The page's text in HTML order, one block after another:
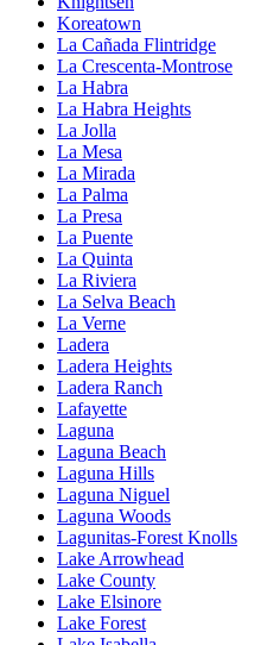
Koreatown
La Cañada Flintridge
La Crescenta-Montrose
La Habra
La Habra Heights
La Jolla
La Mesa
La Mirada
La Palma
La Presa
La Puente
La Quinta
La Riviera
La Selva Beach
La Verne
Ladera
Ladera Heights
Ladera Ranch
Lafayette
Laguna
Laguna Beach
Laguna Hills
Laguna Niguel
Laguna Woods
Lagunitas-Forest Knolls
Lake Arrowhead
Lake County
Lake Elsinore
Lake Forest